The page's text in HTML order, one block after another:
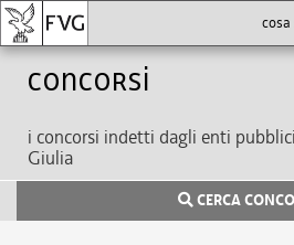
Concorsi
i concorsi indetti dagli enti
Giulia
CERCA